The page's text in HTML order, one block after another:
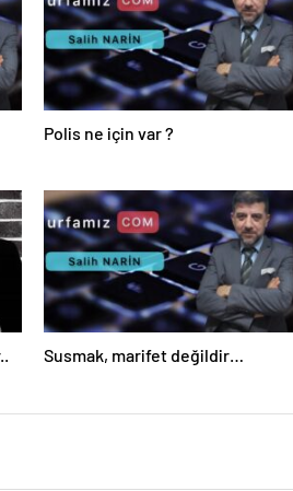
Polis ne için var ?
Susmak, marifet değildir…